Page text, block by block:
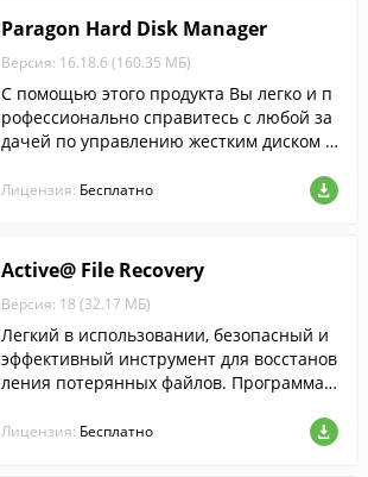
Paragon Hard Disk Manager
Версия: 16.18.6 (160.35 МБ)
С помощью этого продукта Вы легко и п
рофессионально справитесь с любой за
дачей по управлению жестким диском и
Лицензия: Бесплатно
Active@ File Recovery
Версия: 18 (32.17 МБ)
Легкий в использовании, безопасный и
эффективный инструмент для восстанов
ления потерянных файлов. Программа о
результате случайного удаления, повре
ждения, вирусной атаки или форматиро
Лицензия: Бесплатно